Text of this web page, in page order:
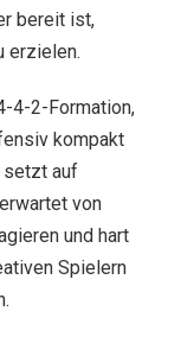
bereit ist,
erzielen.
4-2-Formation,
kompakt
setzt auf
von
und hart
Spielern